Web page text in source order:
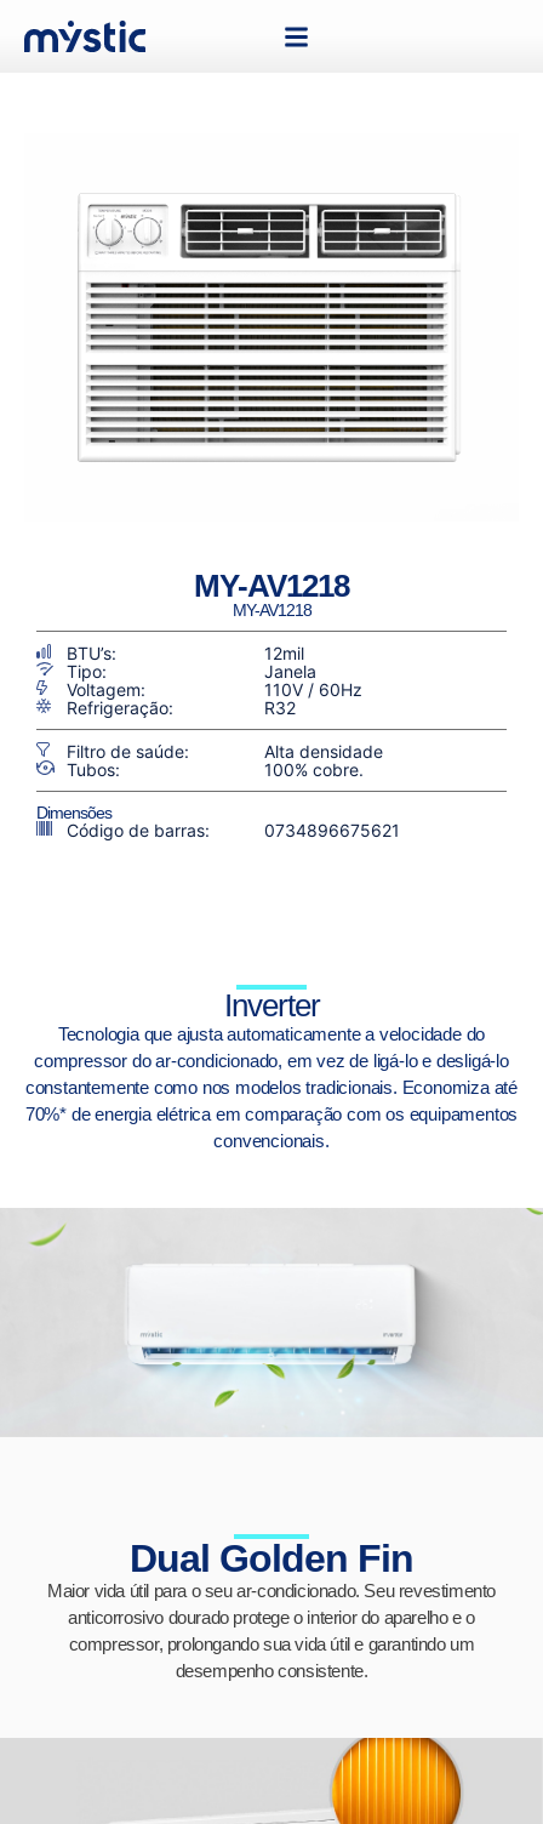
MY-AV1218
MY-AV1218
BTU’s:
12mil
Tipo:
Janela
Voltagem:
110V / 60Hz
Refrigeração:
R32
Filtro de saúde:
Alta densidade
Tubos:
100% cobre.
Dimensões
Código de barras: 0734896675621
Inverter
Tecnologia que ajusta automaticamente a velocidade do
compressor do ar-condicionado, em vez de ligá-lo e desligá-lo
constantemente como nos modelos tradicionais. Economiza até
70%* de energia elétrica em comparação com os equipamentos
convencionais.
Dual Golden Fin
Maior vida útil para o seu ar-condicionado. Seu revestimento
anticorrosivo dourado protege o interior do aparelho e o
compressor, prolongando sua vida útil e garantindo um
desempenho consistente.